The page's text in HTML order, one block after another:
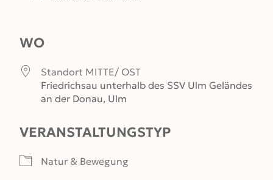
WO
Standort MITTE/ OST
Friedrichsau unterhalb des SSV Ulm Geländes
an der Donau, Ulm
VERANSTALTUNGSTYP
Natur & Bewegung